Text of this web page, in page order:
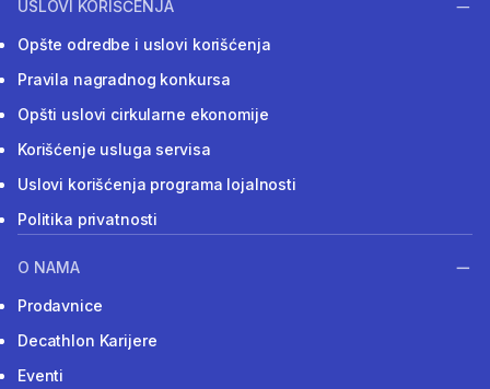
USLOVI KORIŠĆENJA
Opšte odredbe i uslovi korišćenja
Pravila nagradnog konkursa
Opšti uslovi cirkularne ekonomije
Korišćenje usluga servisa
Uslovi korišćenja programa lojalnosti
Politika privatnosti
O NAMA
Prodavnice
Decathlon Karijere
Eventi